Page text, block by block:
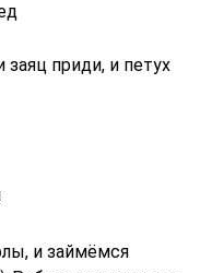
приди, и петух
и займёмся